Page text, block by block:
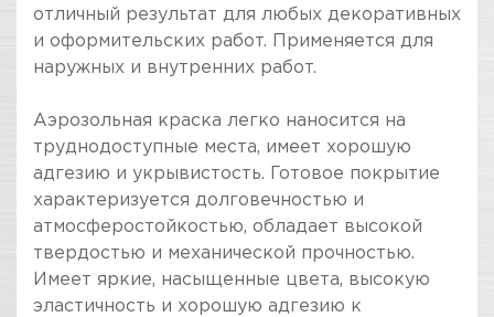
отличный результат для любых декоративных
и оформительских работ. Применяется для
наружных и внутренних работ.
Аэрозольная краска легко наносится на
труднодоступные места, имеет хорошую
адгезию и укрывистость. Готовое покрытие
характеризуется долговечностью и
атмосферостойкостью, обладает высокой
твердостью и механической прочностью.
Имеет яркие, насыщенные цвета, высокую
эластичность и хорошую адгезию к